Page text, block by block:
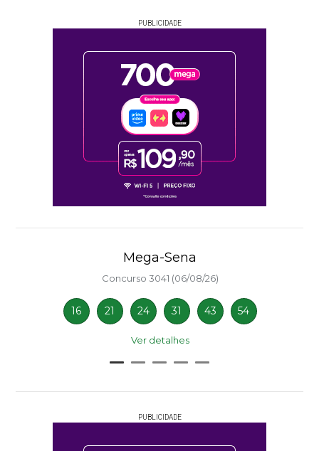
PUBLICIDADE
Mega-Sena
Concurso 3041 (06/08/26)
16 21 24 31 43 54
Ver detalhes
PUBLICIDADE